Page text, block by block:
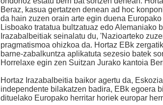
Beraz, kasua gertatzen denean ad hoc
da hain zuzen orain arte egin duena
Lisboako tratatua bultzatuaz edo Alemaniako
Irazabalbeitiak seinalatu du, 'Nazioarteko
pragmatismoa ohizkoa da. Hortaz EBk
barne-zabalkuntza aplikatuta sezesio batek
Horrelaxe egin zen Suitzan Jurako kantoia
Hortaz Irazabalbeitia baikor agertu da,
independente bilakatzen badira, EBk egoera
dituelako Europako herritar horiek europar